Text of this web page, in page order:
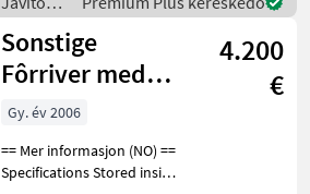
een frontschijvenmaaier m
és
alkatrészek
/
Sonstige
Sonstige
Fôrriver med
matebånd
4.200
€
Gy. év 2006
== Mer informasjon (NO) ==
Specifications Stored inside